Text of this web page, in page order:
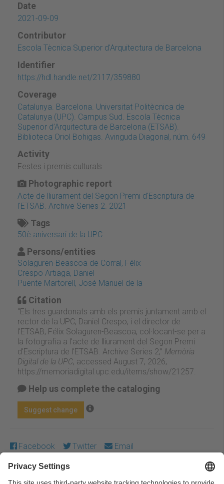
Date
2021-09-09
Contributor
Escola Tècnica Superior d'Arquitectura de Barcelona
Identifier
https://hdl.handle.net/2117/359880
Coverage
Catalunya. Barcelona. Universitat Politècnica de
Catalunya (UPC). Campus Sud. Escola Tècnica
Superior d’Arquitectura de Barcelona (ETSAB).
Biblioteca Oriol Bohigas. Avinguda Diagonal, núm. 649
Activity
Festes i premis culturals
Photographic report
Acte de lliurament del Segon Premi d'Escriptura de
l'ETSAB. Archive Series 2. 2021
Tags
50è aniversari de la UPC
Persons/entities
Solaguren-Beascoa de Corral, Félix
Crespo Artiaga, Daniel
Puente Martorell, José Manuel de la
Citation
“Els tres guardonats amb els premis juntament amb el
rector de la UPC, Daniel Crespo, i el director de
l'ETSAB, Félix Solaguren-Beascoa, col·locant-se per a
la fotografia a l'acte de lliurament del Segon Premi
d'Escriptura de l'ETSAB. Archive Series 2,” Memòria
Digital de la UPC, accessed August 7, 2026,
https://memoriadigital.upc.edu/items/show/21257
Help us complete the cataloging
Suggest change
Facebook Twitter Email